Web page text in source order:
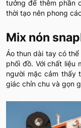
tưởng để thêm phần
thời tạo nên phong
Mix nón
Áo thun dài tay có
phối đồ. Với chất liệu
người mặc cảm thấy
giác chỉn chu và gọn